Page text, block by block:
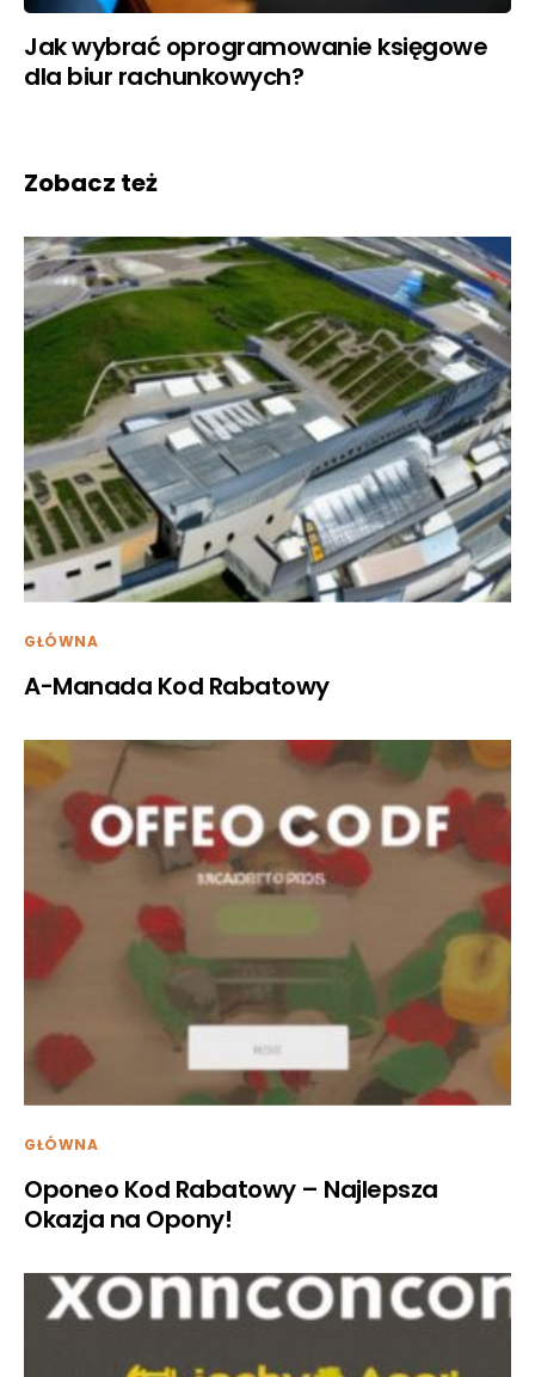
Jak wybrać oprogramowanie księgowe
dla biur rachunkowych?
Zobacz też
GŁÓWNA
A-Manada Kod Rabatowy
GŁÓWNA
Oponeo Kod Rabatowy – Najlepsza
Okazja na Opony!